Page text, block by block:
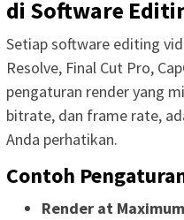
di Software
Setiap software editing
Resolve, Final Cut Pro,
pengaturan render yang
bitrate, dan frame rate,
Anda perhatikan.
Contoh
Render at